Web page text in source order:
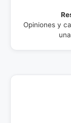
Opiniones y